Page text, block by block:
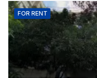
FOR RENT